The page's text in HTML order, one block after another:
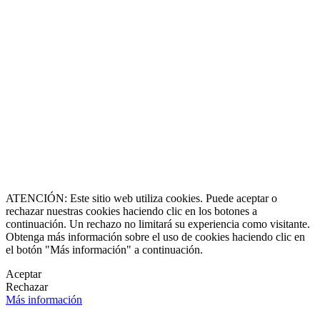
ATENCIÓN: Este sitio web utiliza cookies. Puede aceptar o
rechazar nuestras cookies haciendo clic en los botones a
continuación. Un rechazo no limitará su experiencia como visitante.
Obtenga más información sobre el uso de cookies haciendo clic en
el botón "Más información" a continuación.
Aceptar
Rechazar
Más información